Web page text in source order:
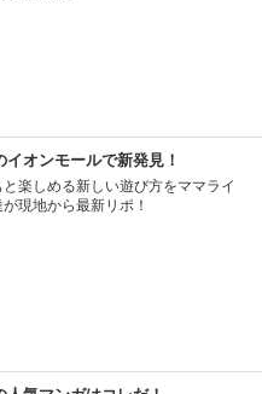
イオンモールで新発見！
と楽しめる新しい遊び方をママライ
現地から最新リポ！